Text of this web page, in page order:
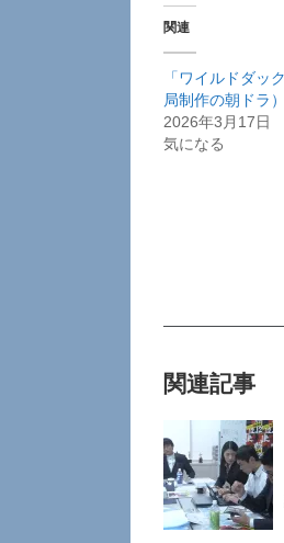
関連
「ワイルドダッ
局制作の朝ドラ）
2026年3月17日
気になる
関連記事